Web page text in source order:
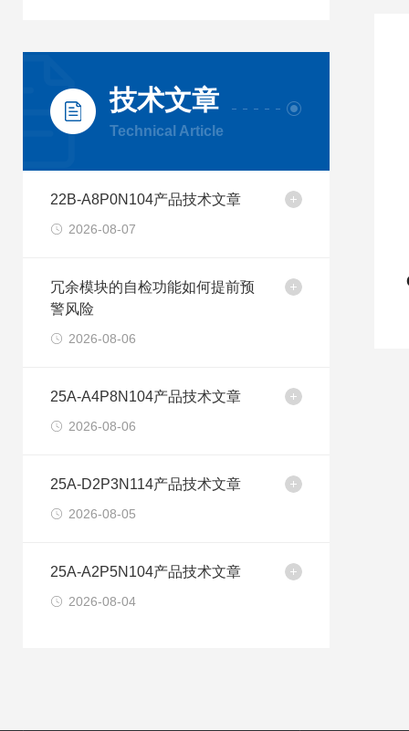
技术文章
Technical Article
22B-A8P0N104产品技术文章
2026-08-07
冗余模块的自检功能如何提前预
警风险
2026-08-06
25A-A4P8N104产品技术文章
2026-08-06
25A-D2P3N114产品技术文章
2026-08-05
25A-A2P5N104产品技术文章
2026-08-04